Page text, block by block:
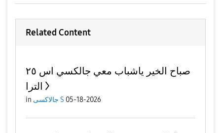
Related Content
صباح الخير ياشباب معي جالكسي اس ٢٥
الترا
in جالاكسى S 05-18-2026